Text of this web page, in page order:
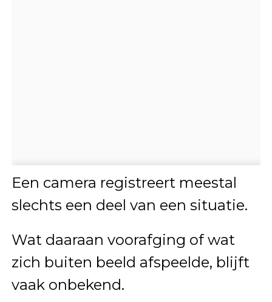
Een camera registreert meestal
slechts een deel van een situatie.
Wat daaraan voorafging of wat
zich buiten beeld afspeelde, blijft
vaak onbekend.